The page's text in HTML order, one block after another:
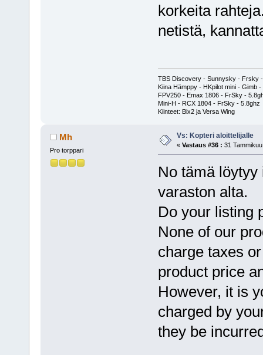
korkeita
netistä,
TBS Discovery - Sunnysky - Frsky
Kiina Hämppy - HKpilot mini - Gimb -
FPV250 - Emax 1806 - FrSky -
Mini-H - RCX 1804 - FrSky - 5.8ghz
Kiinteet: Bix2 ja Versa Wing
Mh
Pro torppari
Vs: Kopteri aloittelijalle
« Vastaus #36 : 31
No tämä
varaston alta.
Do your listing
None of our
charge taxes
product price
However, it is
charged by
they be